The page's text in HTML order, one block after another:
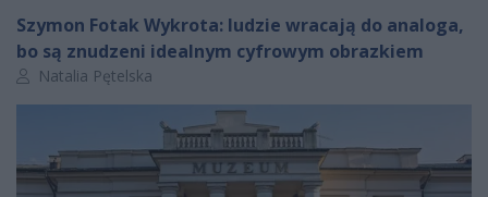
Szymon Fotak Wykrota: ludzie wracają do analoga,
bo są znudzeni idealnym cyfrowym obrazkiem
Autor artykułu:
Natalia Pętelska